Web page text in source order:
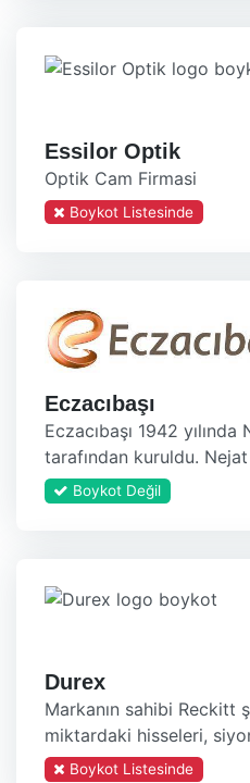
Essilor Optik
Optik Cam Firmasi
Boykot Listesinde
Eczacıbaşı
Eczacıbaşı 1942 yılında
tarafından kuruldu. Nejat
Boykot Değil
Durex
Markanın sahibi Reckitt
miktardaki hisseleri,
Boykot Listesinde